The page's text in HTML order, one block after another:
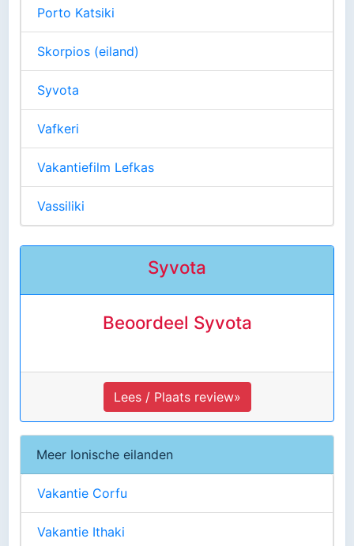
Porto Katsiki
Skorpios (eiland)
Syvota
Vafkeri
Vakantiefilm Lefkas
Vassiliki
Syvota
Beoordeel Syvota
Lees / Plaats review»
Meer Ionische eilanden
Vakantie Corfu
Vakantie Ithaki